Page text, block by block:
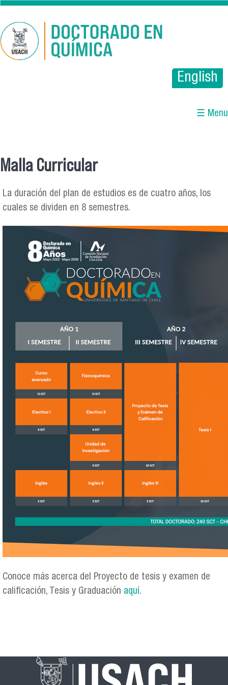
Pasar al contenido principal
English
☰ Menu
Malla Curricular
La duración del plan de estudios es de cuatro años, los
cuales se dividen en 8 semestres.
malla-doctoradoquimica02.jpg
Conoce más acerca del Proyecto de tesis y examen de
calificación, Tesis y Graduación aquí.